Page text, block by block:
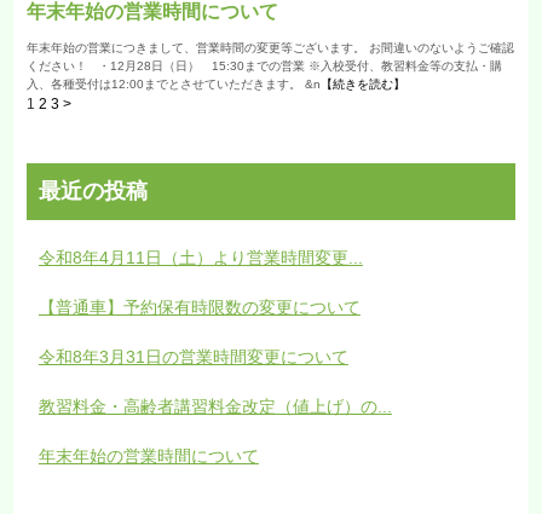
年末年始の営業時間について
年末年始の営業につきまして、営業時間の変更等ございます。 お間違いのないようご確認
ください！ ・12月28日（日） 15:30までの営業 ※入校受付、教習料金等の支払・購
入、各種受付は12:00までとさせていただきます。 &n 【続きを読む】
1 2 3 >
最近の投稿
令和8年4月11日（土）より営業時間変更...
【普通車】予約保有時限数の変更について
令和8年3月31日の営業時間変更について
教習料金・高齢者講習料金改定（値上げ）の...
年末年始の営業時間について